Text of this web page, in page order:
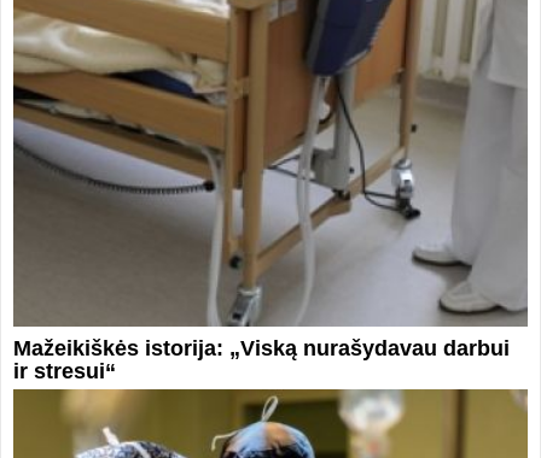
Mažeikiškės istorija: „Viską nurašydavau darbui
ir stresui“